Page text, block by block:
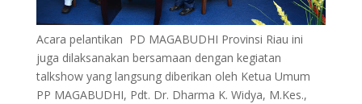
Acara pelantikan PD MAGABUDHI Provinsi Riau ini
juga dilaksanakan bersamaan dengan kegiatan
talkshow yang langsung diberikan oleh Ketua Umum
PP MAGABUDHI, Pdt. Dr. Dharma K. Widya, M.Kes.,